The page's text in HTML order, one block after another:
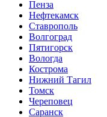
Пенза
Нефтекамск
Ставрополь
Волгоград
Пятигорск
Вологда
Кострома
Нижний Тагил
Томск
Череповец
Саранск